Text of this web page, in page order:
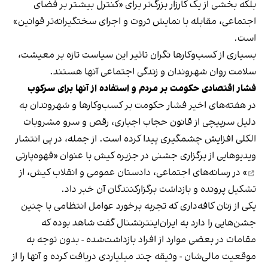
بلکه بخشی از یک کارزار بزرگ‌تر برای «کنترل بیشتر بر فضای
اجتماعی، مقابله با نمایش ثروت و اجرای سختگیرانه‌تر قوانین»
است.
بسیاری از کسب‌وکارها نگران تاثیر این سیاست‌ تازه بر معیشت،
سلامت روان شهروندان و زندگی اجتماعی آنها هستند.
فشار اقتصادی حکومت بر مردم و استفاده از آنها برای سرکوب
در هفته‌های اخیر فشار حکومت بر کسب‌وکارها و شهروندان به
دلیل سرپیچی از قانون حجاب اجباری، رقص و سرو مشروبات
الکلی افزایش چشمگیری پیدا کرده است. از جمله، در پی انتشار
ویدیوهایی از برگزاری جشنی در جزیره کیش با عنوان «قهوه‌پارتی
» در رسانه‌های اجتماعی، دادستان عمومی و انقلاب کیش، از
تشکیل پرونده و بازداشت برگزارکنندگان آن خبر داد.
یکی از زنان کافه‌داری که تجربه برخورد عوامل انتظامی با چنین
جشن‌هایی را دارد به ایران‌اینترنشنال گفت شاهد بوده که
مقامات در بعضی موارد از افراد بازداشت‌‌شده - بدون توجه به
موقعیت مالی‌شان - وثیقه چند میلیاردی دریافت کرده و آنها را از